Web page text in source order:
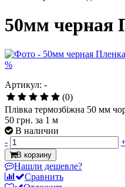
50мм черная
%
Артикул: -
(0)
Плівка термозбіжна 50 мм
50 грн. за 1 м
В наличии
-
В корзину
Нашли дешевле?
Сравнить